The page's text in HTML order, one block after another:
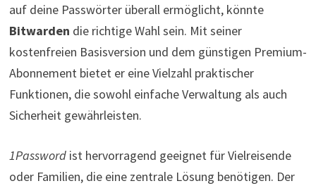
auf deine Passwörter überall ermöglicht, könnte
Bitwarden die richtige Wahl sein. Mit seiner
kostenfreien Basisversion und dem günstigen Premium-
Abonnement bietet er eine Vielzahl praktischer
Funktionen, die sowohl einfache Verwaltung als auch
Sicherheit gewährleisten.
1Passwordist hervorragend geeignet für Vielreisende
oder Familien, die eine zentrale Lösung benötigen. Der